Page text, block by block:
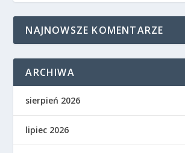
NAJNOWSZE KOMENTARZE
ARCHIWA
sierpień 2026
lipiec 2026